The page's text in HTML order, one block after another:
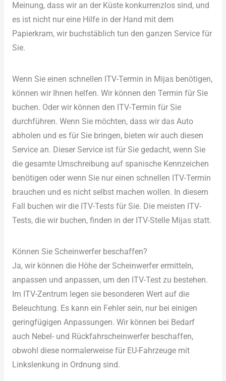
Meinung, dass wir an der Küste konkurrenzlos sind, und
es ist nicht nur eine Hilfe in der Hand mit dem
Papierkram, wir buchstäblich tun den ganzen Service für
Sie.
Wenn Sie einen schnellen ITV-Termin in Mijas benötigen,
können wir Ihnen helfen. Wir können den Termin für Sie
buchen. Oder wir können den ITV-Termin für Sie
durchführen. Wenn Sie möchten, dass wir das Auto
abholen und es für Sie bringen, bieten wir auch diesen
Service an. Dieser Service ist für Sie gedacht, wenn Sie
die gesamte Umschreibung auf spanische Kennzeichen
benötigen oder wenn Sie nur einen schnellen ITV-Termin
brauchen und es nicht selbst machen wollen. In diesem
Fall buchen wir die ITV-Tests für Sie. Die meisten ITV-
Tests, die wir buchen, finden in der ITV-Stelle Mijas statt.
Können Sie Scheinwerfer beschaffen?
Ja, wir können die Höhe der Scheinwerfer ermitteln,
anpassen und anpassen, um den ITV-Test zu bestehen.
Im ITV-Zentrum legen sie besonderen Wert auf die
Beleuchtung. Es kann ein Fehler sein, nur bei einigen
geringfügigen Anpassungen. Wir können bei Bedarf
auch Nebel- und Rückfahrscheinwerfer beschaffen,
obwohl diese normalerweise für EU-Fahrzeuge mit
Linkslenkung in Ordnung sind.